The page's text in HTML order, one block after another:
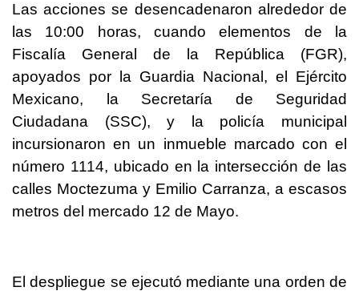
Las acciones se desencadenaron alrededor de
las 10:00 horas, cuando elementos de la
Fiscalía General de la República (FGR),
apoyados por la Guardia Nacional, el Ejército
Mexicano, la Secretaría de Seguridad
Ciudadana (SSC), y la policía municipal
incursionaron en un inmueble marcado con el
número 1114, ubicado en la intersección de las
calles Moctezuma y Emilio Carranza, a escasos
metros del mercado 12 de Mayo.
El despliegue se ejecutó mediante una orden de